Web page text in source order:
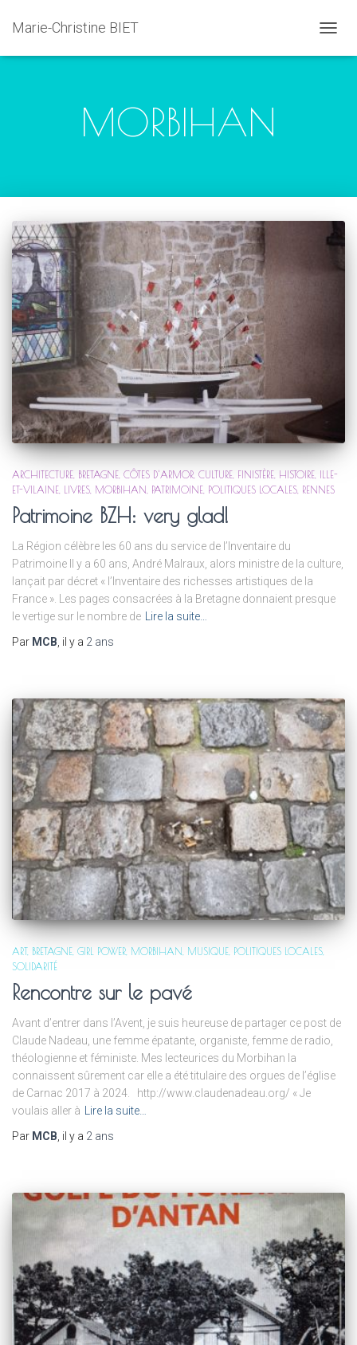
Marie-Christine BIET
LA
MORBIHAN
ARCHITECTURE BRETAGNE CÔTES D'ARMOR CULTURE FINISTÈRE HISTOIRE ILLE-
ET-VILAINE LIVRES MORBIHAN PATRIMOINE POLITIQUES LOCALES RENNES
Patrimoine BZH: very glad!
La Région célèbre les 60 ans du service de l’Inventaire du
Patrimoine Il y a 60 ans, André Malraux, alors ministre de la culture,
lançait par décret « l’Inventaire des richesses artistiques de la
France ». Les pages consacrées à la Bretagne donnaient presque
le vertige sur le nombre de
Lire la suite…
Par MCB , il y a 2 ans
ART BRETAGNE GIRL POWER MORBIHAN MUSIQUE POLITIQUES LOCALES
SOLIDARITÉ
Rencontre sur le pavé
Avant d’entrer dans l’Avent, je suis heureuse de partager ce post de
Claude Nadeau, une femme épatante, organiste, femme de radio,
théologienne et féministe. Mes lecteurices du Morbihan la
connaissent sûrement car elle a été titulaire des orgues de l’église
de Carnac 2017 à 2024. http://www.claudenadeau.org/ « Je
voulais aller à Lire la suite…
Par MCB, il y a 2 ans